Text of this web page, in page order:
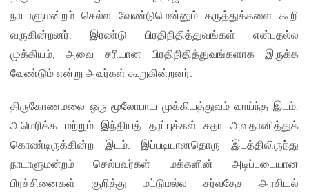
நாடாளுமன்றம் செல்ல வேண்டுமென்னும் கருத்துக்களை கூறி
வருகின்றனர். இரண்டு பிரதிநிதித்துவங்கள் என்பதல்ல
முக்கியம், அவை சரியான பிரதிநிதித்துவங்களாக இருக்க
வேண்டும் என்று அவர்கள் கூறுகின்றனர்.
திருகோணமலை ஒரு மூலோபாய முக்கியத்துவம் வாய்ந்த இடம்.
அமெரிக்க மற்றும் இந்தியத் தரப்புக்கள் சதா அவதானித்துக்
கொண்டிருக்கின்ற இடம். இப்படியானதொரு இடத்திலிருந்து
நாடாளுமன்றம் செல்பவர்கள் மக்களின் அடிப்படையான
பிரச்சினைகள் குறித்து மட்டுமல்ல சர்வதேச அரசியல்